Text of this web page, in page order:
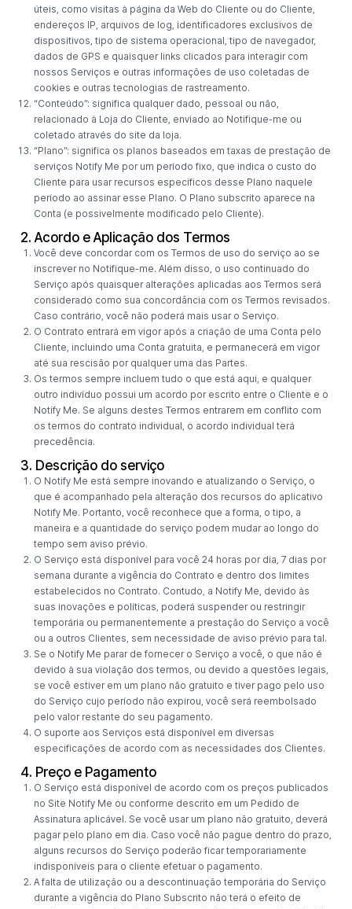
úteis, como visitas à página da Web do Cliente ou do Cliente,
endereços IP, arquivos de log, identificadores exclusivos de
dispositivos, tipo de sistema operacional, tipo de navegador,
dados de GPS e quaisquer links clicados para interagir com
nossos Serviços e outras informações de uso coletadas de
cookies e outras tecnologias de rastreamento.
“Conteúdo”: significa qualquer dado, pessoal ou não,
relacionado à Loja do Cliente, enviado ao Notifique-me ou
coletado através do site da loja.
“Plano”: significa os planos baseados em taxas de prestação de
serviços Notify Me por um período fixo, que indica o custo do
Cliente para usar recursos específicos desse Plano naquele
período ao assinar esse Plano. O Plano subscrito aparece na
Conta (e possivelmente modificado pelo Cliente).
2. Acordo e Aplicação dos Termos
Você deve concordar com os Termos de uso do serviço ao se
inscrever no Notifique-me. Além disso, o uso continuado do
Serviço após quaisquer alterações aplicadas aos Termos será
considerado como sua concordância com os Termos revisados.
Caso contrário, você não poderá mais usar o Serviço.
O Contrato entrará em vigor após a criação de uma Conta pelo
Cliente, incluindo uma Conta gratuita, e permanecerá em vigor
até sua rescisão por qualquer uma das Partes.
Os termos sempre incluem tudo o que está aqui, e qualquer
outro indivíduo possui um acordo por escrito entre o Cliente e o
Notify Me. Se alguns destes Termos entrarem em conflito com
os termos do contrato individual, o acordo individual terá
precedência.
3. Descrição do serviço
O Notify Me está sempre inovando e atualizando o Serviço, o
que é acompanhado pela alteração dos recursos do aplicativo
Notify Me. Portanto, você reconhece que a forma, o tipo, a
maneira e a quantidade do serviço podem mudar ao longo do
tempo sem aviso prévio.
O Serviço está disponível para você 24 horas por dia, 7 dias por
semana durante a vigência do Contrato e dentro dos limites
estabelecidos no Contrato. Contudo, a Notify Me, devido às
suas inovações e políticas, poderá suspender ou restringir
temporária ou permanentemente a prestação do Serviço a você
ou a outros Clientes, sem necessidade de aviso prévio para tal.
Se o Notify Me parar de fornecer o Serviço a você, o que não é
devido à sua violação dos termos, ou devido a questões legais,
se você estiver em um plano não gratuito e tiver pago pelo uso
do Serviço cujo período não expirou, você será reembolsado
pelo valor restante do seu pagamento.
O suporte aos Serviços está disponível em diversas
especificações de acordo com as necessidades dos Clientes.
4. Preço e Pagamento
O Serviço está disponível de acordo com os preços publicados
no Site Notify Me ou conforme descrito em um Pedido de
Assinatura aplicável. Se você usar um plano não gratuito, deverá
pagar pelo plano em dia. Caso você não pague dentro do prazo,
alguns recursos do Serviço poderão ficar temporariamente
indisponíveis para o cliente efetuar o pagamento.
A falta de utilização ou a descontinuação temporária do Serviço
durante a vigência do Plano Subscrito não terá o efeito de